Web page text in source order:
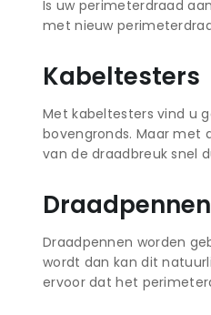
Is uw perimeterdraad
met nieuw
Kabeltesters
Met kabeltesters vind u
bovengronds. Maar met
van de draadbreuk snel
Draadpennen
Draadpennen worden
wordt dan kan dit
ervoor dat het